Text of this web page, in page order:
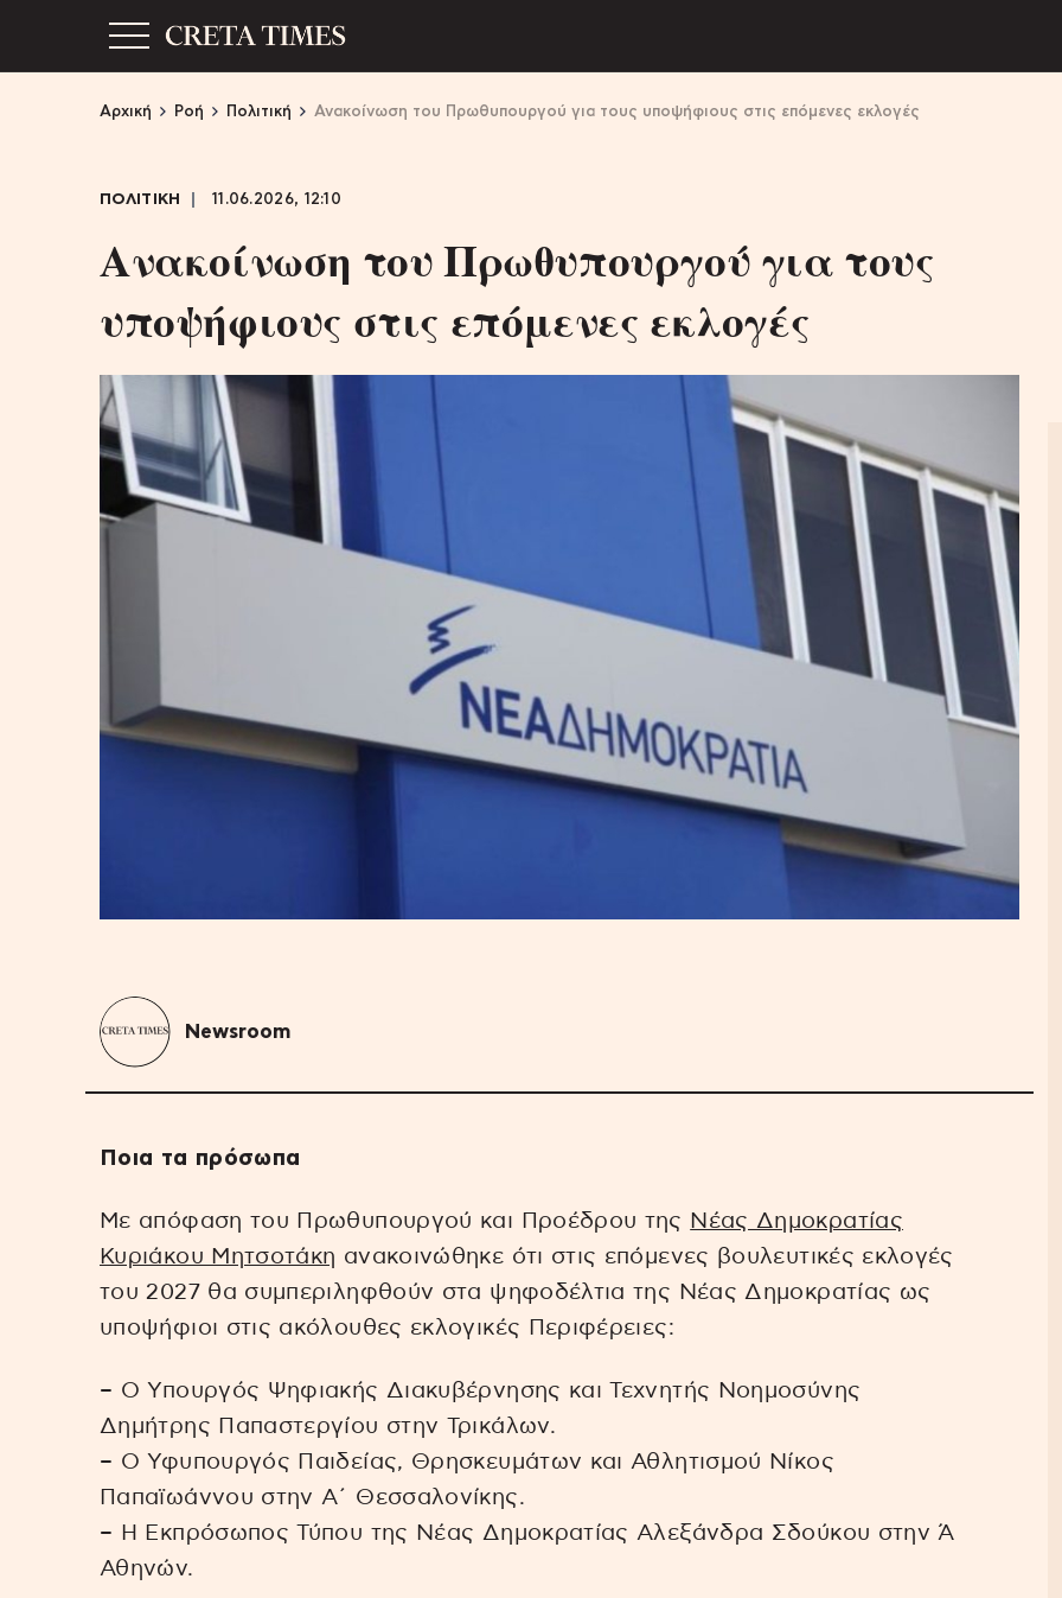
Αρχική Ροή Πολιτική Ανακοίνωση του Πρωθυπουργού για τους υποψήφιους στις επόμενες εκλογές
ΠΟΛΙΤΙΚΗ 11.06.2026, 12:10
Ανακοίνωση του Πρωθυπουργού για τους
υποψήφιους στις επόμενες εκλογές
Newsroom
Ποια τα πρόσωπα
Με απόφαση του Πρωθυπουργού και Προέδρου της Νέας Δημοκρατίας
Κυριάκου Μητσοτάκη ανακοινώθηκε ότι στις επόμενες βουλευτικές εκλογές
του 2027 θα συμπεριληφθούν στα ψηφοδέλτια της Νέας Δημοκρατίας ως
υποψήφιοι στις ακόλουθες εκλογικές Περιφέρειες:
– Ο Υπουργός Ψηφιακής Διακυβέρνησης και Τεχνητής Νοημοσύνης
Δημήτρης Παπαστεργίου στην Τρικάλων.
– Ο Υφυπουργός Παιδείας, Θρησκευμάτων και Αθλητισμού Νίκος
Παπαϊωάννου στην Α΄ Θεσσαλονίκης.
– Η Εκπρόσωπος Τύπου της Νέας Δημοκρατίας Αλεξάνδρα Σδούκου στην Ά
Αθηνών.